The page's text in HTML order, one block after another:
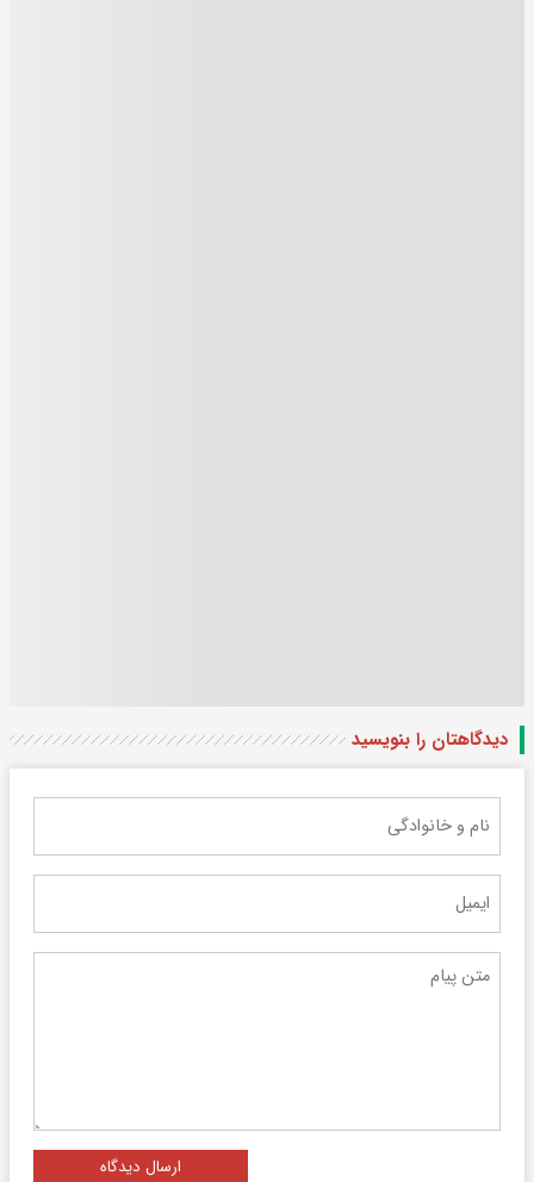
دیدگاهتان را بنویسید
ارسال دیدگاه